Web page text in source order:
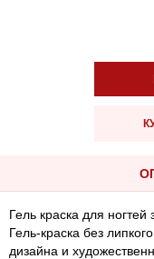
Гель краска для ногтей
Гель-краска без
дизайна и